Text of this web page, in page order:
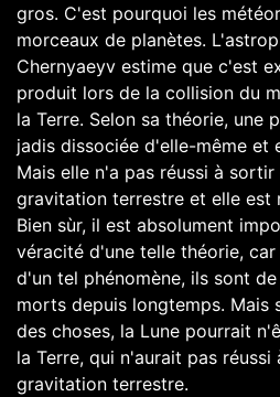
gros. C'est pourquoi les
morceaux de planètes.
Chernyaeyv estime que c'est
produit lors de la collision du
la Terre. Selon sa théorie, une
jadis dissociée d'elle-même et
Mais elle n'a pas réussi à
gravitation terrestre et elle est
Bien sùr, il est absolument
véracité d'une telle théorie,
d'un tel phénomène, ils sont
morts depuis longtemps. Mais
des choses, la Lune pourrait
la Terre, qui n'aurait pas réussi
gravitation terrestre.